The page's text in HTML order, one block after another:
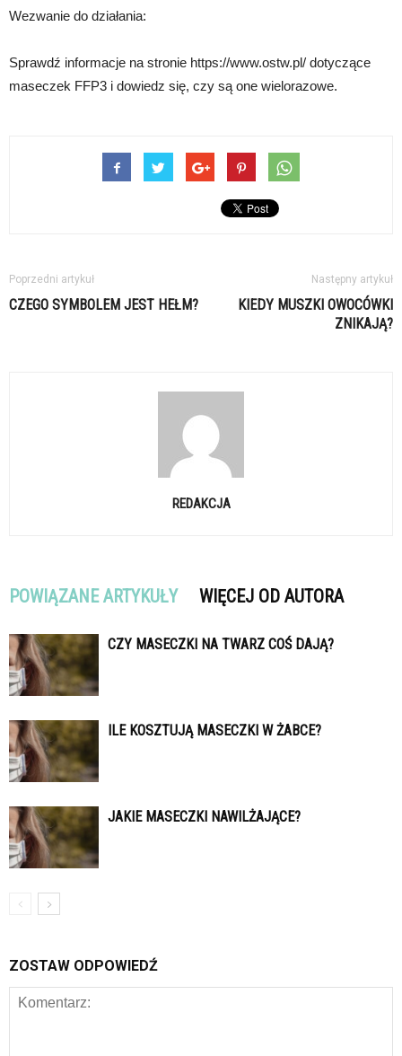
Wezwanie do działania:
Sprawdź informacje na stronie https://www.ostw.pl/ dotyczące
maseczek FFP3 i dowiedz się, czy są one wielorazowe.
Poprzedni artykuł
CZEGO SYMBOLEM JEST HEŁM?
Następny artykuł
KIEDY MUSZKI OWOCÓWKI
ZNIKAJĄ?
REDAKCJA
POWIĄZANE ARTYKUŁY WIĘCEJ OD AUTORA
CZY MASECZKI NA TWARZ COŚ DAJĄ?
ILE KOSZTUJĄ MASECZKI W ŻABCE?
JAKIE MASECZKI NAWILŻAJĄCE?
ZOSTAW ODPOWIEDŹ